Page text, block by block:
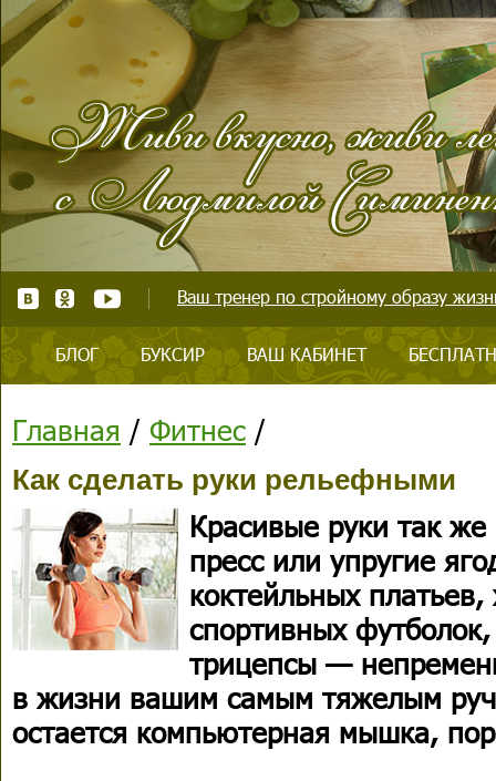
Ваш тренер по стройному образу
БЛОГ БУКСИР ВАШ КАБИНЕТ
Главная / Фитнес /
Как сделать руки рельефными
Красивые руки так
пресс или упругие
коктейльных
спортивных
трицепсы —
в жизни вашим самым тяжелым
остается компьютерная мышка,